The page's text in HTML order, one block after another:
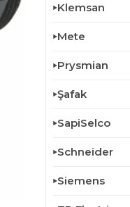
Klemsan
Mete
Prysmian
Şafak
SapiSelco
Schneider
Siemens